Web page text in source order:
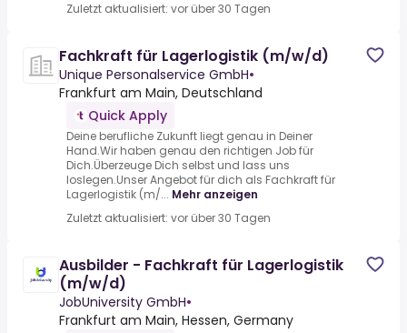
Zuletzt aktualisiert: vor über 30 Tagen
Fachkraft für Lagerlogistik (m/w/d)
Unique Personalservice GmbH•
Frankfurt am Main, Deutschland
Quick Apply
Deine berufliche Zukunft liegt genau in Deiner
Hand.Wir haben genau den richtigen Job für
Dich.Überzeuge Dich selbst und lass uns
loslegen.Unser Angebot für dich als Fachkraft für
Lagerlogistik (m/... Mehr anzeigen
Zuletzt aktualisiert: vor über 30 Tagen
Ausbilder - Fachkraft für Lagerlogistik
(m/w/d)
JobUniversity GmbH•
Frankfurt am Main, Hessen, Germany